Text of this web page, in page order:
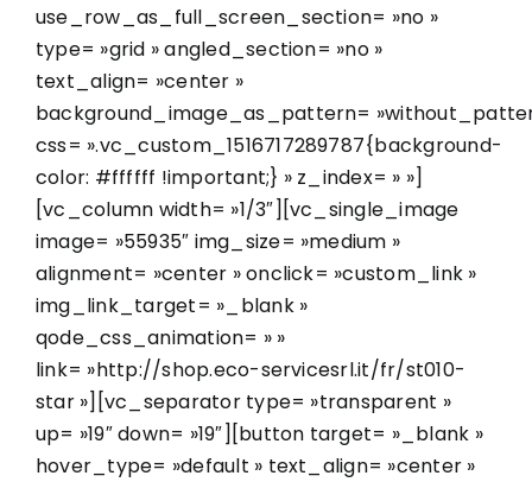
use_row_as_full_screen_section= »no »
type= »grid » angled_section= »no »
text_align= »center »
background_image_as_pattern=
css= ».vc_custom_1516717289787{background-
color: #ffffff !important;} » z_index= » »]
[vc_column width= »1/3″][vc_single_image
image= »55935″ img_size= »medium »
alignment= »center » onclick= »custom_link »
img_link_target= »_blank »
qode_css_animation= » »
link= »http://shop.eco-servicesrl.it/fr/st010-
star »][vc_separator type= »transparent »
up= »19″ down= »19″][button target= »_blank »
hover_type= »default » text_align= »center »